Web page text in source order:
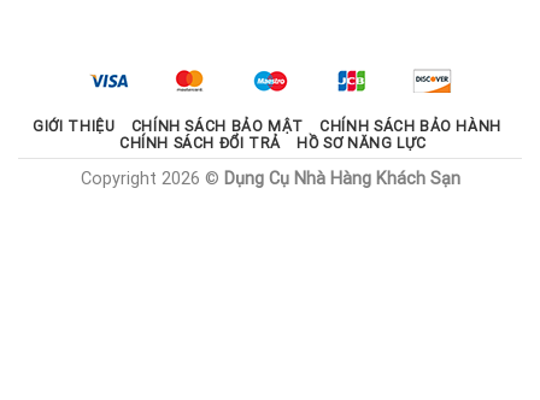
1.785.000 ₫.
GIỚI THIỆU CHÍNH SÁCH BẢO MẬT
CHÍNH SÁCH BẢO HÀNH
CHÍNH SÁCH ĐỔI TRẢ
HỒ SƠ NĂNG LỰC
Copyright 2026 © Dụng Cụ Nhà Hàng Khách Sạn